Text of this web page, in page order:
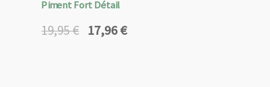
Piment Fort Détail
19,95€
Le
17,96€
Le